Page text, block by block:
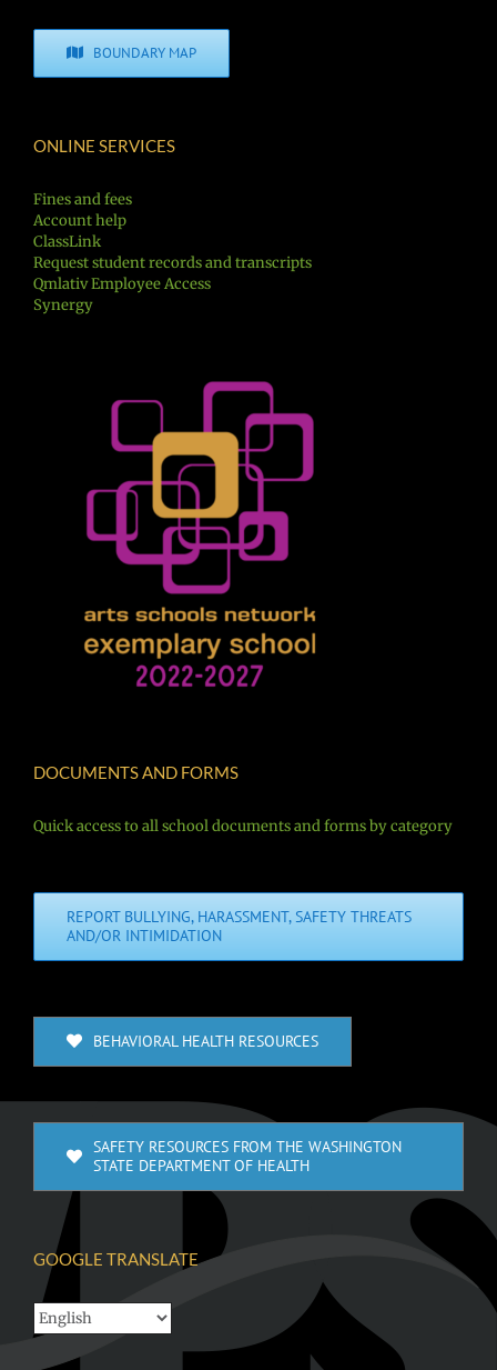
BOUNDARY MAP
ONLINE SERVICES
Fines and fees
Account help
ClassLink
Request student records and transcripts
Qmlativ Employee Access
Synergy
DOCUMENTS AND FORMS
Quick access to all school documents and forms by category
REPORT BULLYING, HARASSMENT, SAFETY THREATS
AND/OR INTIMIDATION
BEHAVIORAL HEALTH RESOURCES
SAFETY RESOURCES FROM THE WASHINGTON
STATE DEPARTMENT OF HEALTH
GOOGLE TRANSLATE